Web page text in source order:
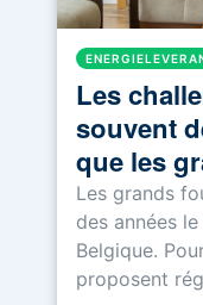
Les
souvent
que les
Les grands
des années
Belgique.
proposent